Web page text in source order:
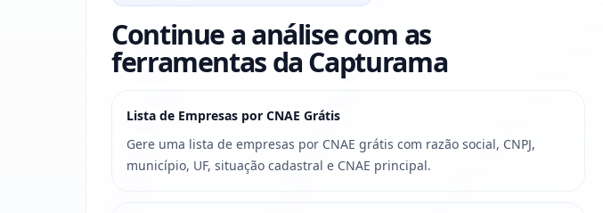
Continue a análise com as
ferramentas da Capturama
Lista de Empresas por CNAE Grátis
Gere uma lista de empresas por CNAE grátis com razão social, CNPJ,
município, UF, situação cadastral e CNAE principal.